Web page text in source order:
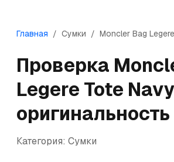
Главная / Сумки / Moncler Bag
Проверка
Legere Tote Navy
оригинальность
Категория: Сумки